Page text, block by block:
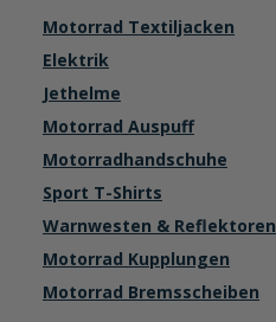
Motorrad Textiljacken
Elektrik
Jethelme
Motorrad Auspuff
Motorradhandschuhe
Sport T-Shirts
Warnwesten & Reflektoren
Motorrad Kupplungen
Motorrad Bremsscheiben